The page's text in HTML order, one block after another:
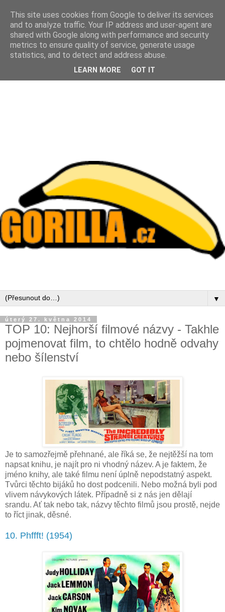
▼
úterý 27. května 2014
TOP 10: Nejhorší filmové názvy - Takhle
pojmenovat film, to chtělo hodně odvahy
nebo šílenství
Je to samozřejmě přehnané, ale říká se, že nejtěžší na tom
napsat knihu, je najít pro ni vhodný název. A je faktem, že
jméno knihy, ale také filmu není úplně nepodstatný aspekt.
Tvůrci těchto bijáků ho dost podcenili. Nebo možná byli pod
vlivem návykových látek. Případně si z nás jen dělají
srandu. Ať tak nebo tak, názvy těchto filmů jsou prostě, nejde
to říct jinak, děsné.
10. Phffft! (1954)
This site uses cookies from Google to deliver its services
and to analyze traffic. Your IP address and user-agent are
shared with Google along with performance and security
metrics to ensure quality of service, generate usage
statistics, and to detect and address abuse.
LEARN MORE GOT IT